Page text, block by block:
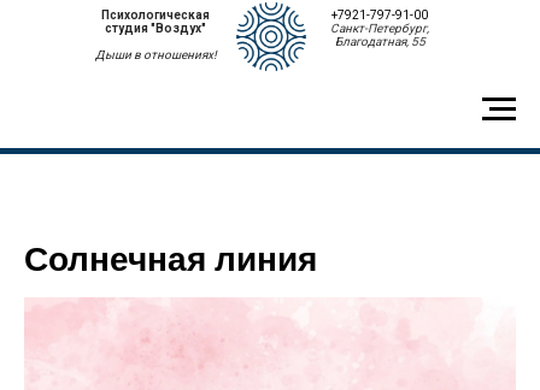
Психологическая
студия "Воздух"
Дыши в отношениях!
+7921-797-91-00
Санкт-Петербург,
Благодатная, 55
Солнечная линия